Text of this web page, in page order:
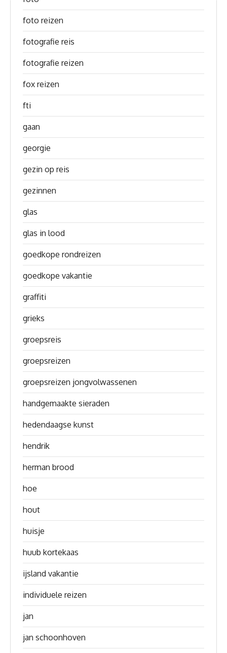
foto reizen
fotografie reis
fotografie reizen
fox reizen
fti
gaan
georgie
gezin op reis
gezinnen
glas
glas in lood
goedkope rondreizen
goedkope vakantie
graffiti
grieks
groepsreis
groepsreizen
groepsreizen jongvolwassenen
handgemaakte sieraden
hedendaagse kunst
hendrik
herman brood
hoe
hout
huisje
huub kortekaas
ijsland vakantie
individuele reizen
jan
jan schoonhoven